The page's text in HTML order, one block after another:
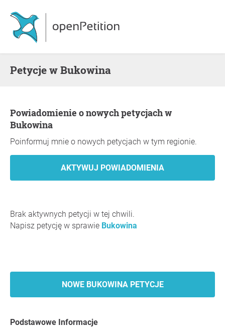
Petycje w Bukowina
Powiadomienie o nowych petycjach w
Bukowina
Poinformuj mnie o nowych petycjach w tym regionie.
Brak aktywnych petycji w tej chwili.
Napisz petycję w sprawie Bukowina
NOWE BUKOWINA PETYCJE
Podstawowe Informacje